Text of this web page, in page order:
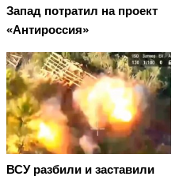
Запад потратил на проект
«Антироссия»
ВСУ разбили и заставили